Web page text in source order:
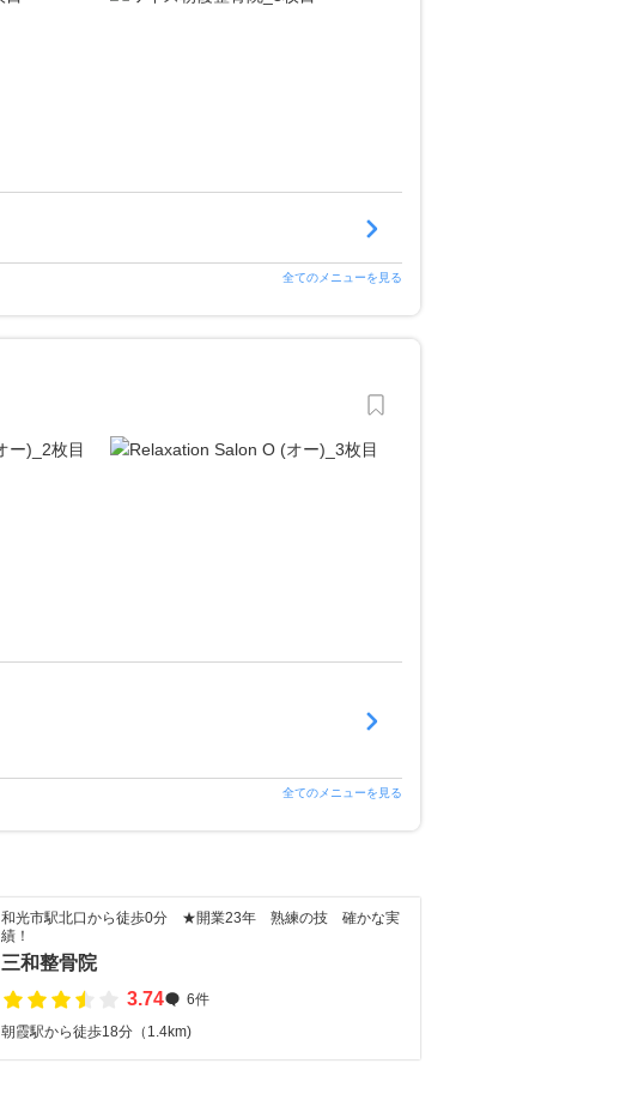
全てのメニューを見る
全てのメニューを見る
和光市駅北口から徒歩0分 ★開業23年 熟練の技 確かな実
績！
三和整骨院
3.74
6件
朝霞駅から徒歩18分（1.4km)